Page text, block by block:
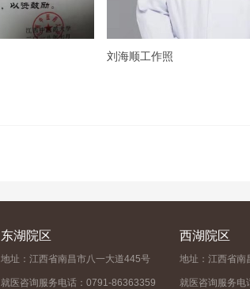
刘海顺工作照
东湖院区
地址：江西省南昌市八一大道445号
就医咨询服务电话：0791-86363359
西湖院区
地址：江西省南
就医咨询服务